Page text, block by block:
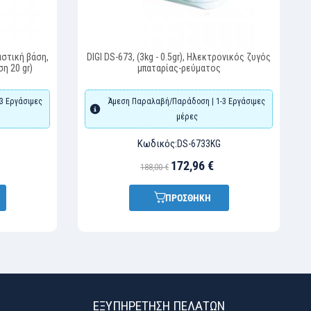
βάση,
20 gr)
Εργάσιμες
DIGI DS-673, (3kg - 0.5gr), Ηλεκτρονικός ζυγός
μπαταρίας-ρεύματος
Άμεση Παραλαβή/Παράδοση | 1-3 Εργάσιμες
μέρες
Κωδικός:DS-6733KG
188,00 € 172,96 €
ΠΡΟΣΘΗΚΗ
ΕΞΥΠΗΡΈΤΗΣΗ ΠΕΛΑΤΏΝ